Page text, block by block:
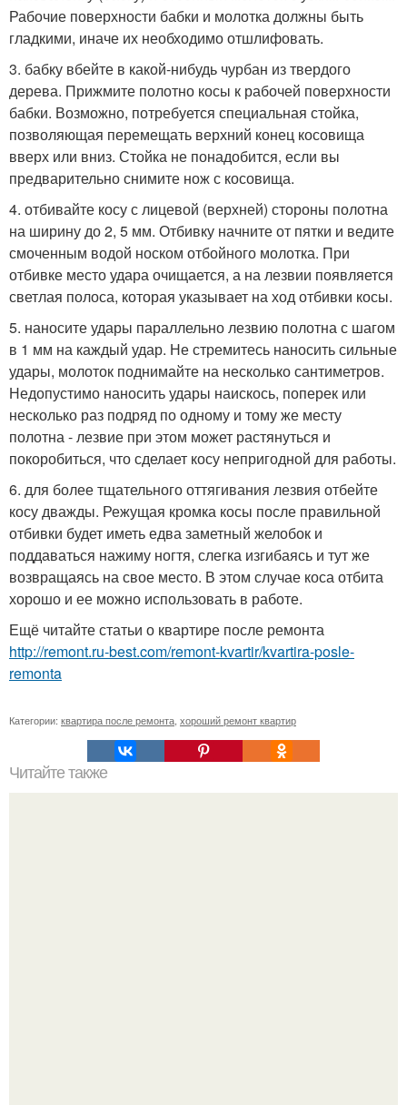
Рабочие поверхности бабки и молотка должны быть
гладкими, иначе их необходимо отшлифовать.
3. бабку вбейте в какой-нибудь чурбан из твердого
дерева. Прижмите полотно косы к рабочей поверхности
бабки. Возможно, потребуется специальная стойка,
позволяющая перемещать верхний конец косовища
вверх или вниз. Стойка не понадобится, если вы
предварительно снимите нож с косовища.
4. отбивайте косу с лицевой (верхней) стороны полотна
на ширину до 2, 5 мм. Отбивку начните от пятки и ведите
смоченным водой носком отбойного молотка. При
отбивке место удара очищается, а на лезвии появляется
светлая полоса, которая указывает на ход отбивки косы.
5. наносите удары параллельно лезвию полотна с шагом
в 1 мм на каждый удар. Не стремитесь наносить сильные
удары, молоток поднимайте на несколько сантиметров.
Недопустимо наносить удары наискось, поперек или
несколько раз подряд по одному и тому же месту
полотна - лезвие при этом может растянуться и
покоробиться, что сделает косу непригодной для работы.
6. для более тщательного оттягивания лезвия отбейте
косу дважды. Режущая кромка косы после правильной
отбивки будет иметь едва заметный желобок и
поддаваться нажиму ногтя, слегка изгибаясь и тут же
возвращаясь на свое место. В этом случае коса отбита
хорошо и ее можно использовать в работе.
Ещё читайте статьи о квартире после ремонта
http://remont.ru-best.com/remont-kvartir/kvartira-posle-
remonta
Категории: квартира после ремонта хороший ремонт квартир
Читайте также